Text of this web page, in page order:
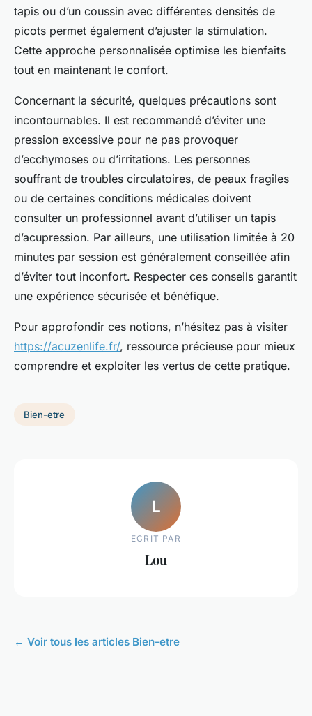
tapis ou d’un coussin avec différentes densités de
picots permet également d’ajuster la stimulation.
Cette approche personnalisée optimise les bienfaits
tout en maintenant le confort.
Concernant la sécurité, quelques précautions sont
incontournables. Il est recommandé d’éviter une
pression excessive pour ne pas provoquer
d’ecchymoses ou d’irritations. Les personnes
souffrant de troubles circulatoires, de peaux fragiles
ou de certaines conditions médicales doivent
consulter un professionnel avant d’utiliser un tapis
d’acupression. Par ailleurs, une utilisation limitée à 20
minutes par session est généralement conseillée afin
d’éviter tout inconfort. Respecter ces conseils garantit
une expérience sécurisée et bénéfique.
Pour approfondir ces notions, n’hésitez pas à visiter
https://acuzenlife.fr/, ressource précieuse pour mieux
comprendre et exploiter les vertus de cette pratique.
Bien-etre
L
ECRIT PAR
Lou
← Voir tous les articles Bien-etre